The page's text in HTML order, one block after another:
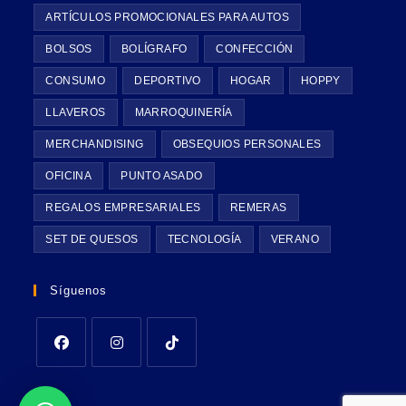
ARTÍCULOS PROMOCIONALES PARA AUTOS
BOLSOS BOLÍGRAFO CONFECCIÓN
CONSUMO DEPORTIVO HOGAR HOPPY
LLAVEROS MARROQUINERÍA
MERCHANDISING OBSEQUIOS PERSONALES
OFICINA PUNTO ASADO
REGALOS EMPRESARIALES REMERAS
SET DE QUESOS TECNOLOGÍA VERANO
Síguenos